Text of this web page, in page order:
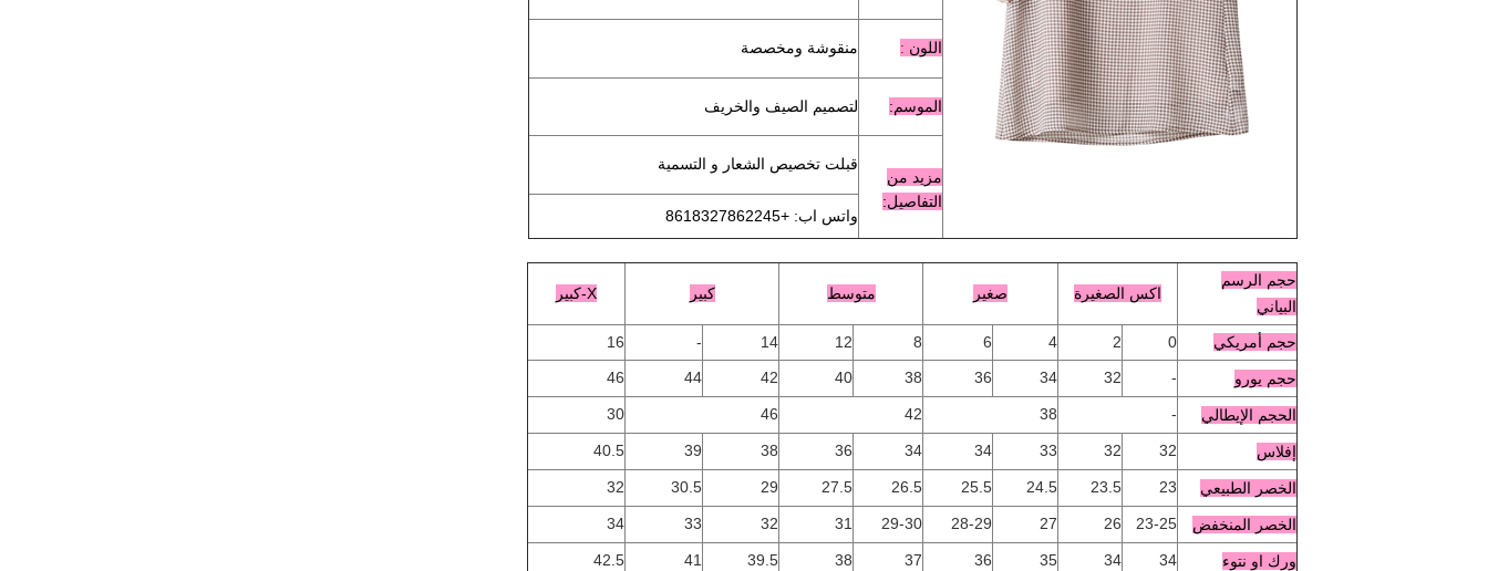
اللون : منقوشة ومخصصة
الموسم: لتصميم الصيف والخريف
مزيد من
التفاصيل:
قبلت تخصيص الشعار و التسمية
واتس اب: +8618327862245
حجم الرسم
البياني
اكس الصغيرة صغير متوسط كبير X-كبير
حجم أمريكي 0
2
4
6
8
12
14
-
16
حجم يورو -
32
34
36
38
40
42
44
46
الحجم الإيطالي -
38
42
46
30
إفلاس 32
32
33
34
34
36
38
39
40.5
الخصر الطبيعي 23
23.5
24.5
25.5
26.5
27.5
29
30.5
32
الخصر المنخفض 23-25
26
27
28-29
29-30
31
32
33
34
ورك او نتوء 34
34
35
36
37
38
39.5
41
42.5